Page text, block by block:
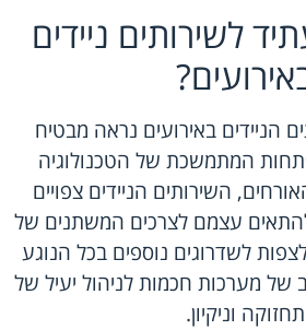
לשירותים ניידים
הניידים באירועים נראה מבטיח
המתמשכת של הטכנולוגיה
השירותים הניידים צפויים
עצמם לצרכים המשתנים של
לשדרוגים נוספים בכל הנוגע
של מערכות חכמות לניהול יעיל של
תחזוקה וניקיון.